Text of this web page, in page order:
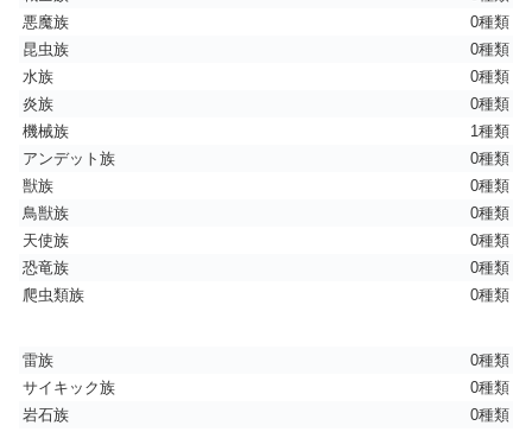
悪魔族
0種類
昆虫族
0種類
水族
0種類
炎族
0種類
機械族
1種類
アンデット族
0種類
獣族
0種類
鳥獣族
0種類
天使族
0種類
恐竜族
0種類
爬虫類族
0種類
雷族
0種類
サイキック族
0種類
岩石族
0種類